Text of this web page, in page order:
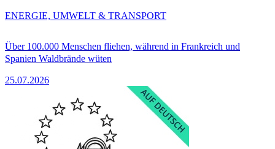
Über 100.000 Menschen fliehen, während in Frankreich und
Spanien Waldbrände wüten
25.07.2026
ENERGIE, UMWELT & TRANSPORT